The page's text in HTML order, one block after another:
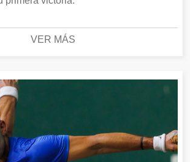
VER MÁS